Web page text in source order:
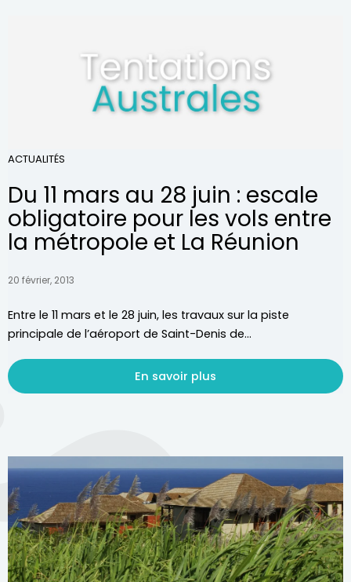
ACTUALITÉS
Du 11 mars au 28 juin : escale
obligatoire pour les vols entre
la métropole et La Réunion
20 février, 2013
Entre le 11 mars et le 28 juin, les travaux sur la piste
principale de l’aéroport de Saint-Denis de...
En savoir plus